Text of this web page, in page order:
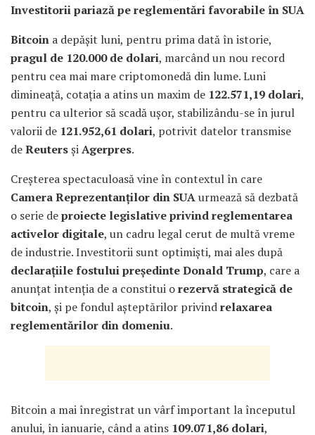
Investitorii pariază pe reglementări favorabile în SUA
Bitcoin a depășit luni, pentru prima dată în istorie,
pragul de 120.000 de dolari, marcând un nou record
pentru cea mai mare criptomonedă din lume. Luni
dimineață, cotația a atins un maxim de 122.571,19 dolari,
pentru ca ulterior să scadă ușor, stabilizându-se în jurul
valorii de 121.952,61 dolari, potrivit datelor transmise
deReutersșiAgerpres.
Creșterea spectaculoasă vine în contextul în care
Camera Reprezentanților din SUAurmează să dezbată
o serie deproiecte legislative privind reglementarea
activelor digitale, un cadru legal cerut de multă vreme
de industrie. Investitorii sunt optimiști, mai ales după
declarațiile fostului președinte Donald Trump, care a
anunțat intenția de a constitui orezervă strategică de
bitcoin, și pe fondul așteptărilor privindrelaxarea
reglementărilor din domeniu.
Bitcoin a mai înregistrat un vârf important la începutul
anului, în ianuarie, când a atins 109.071,86 dolari,